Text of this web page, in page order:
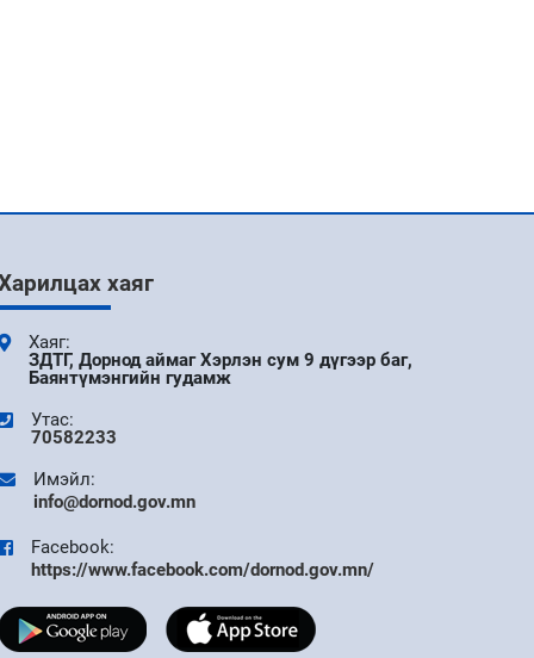
9 сар
ХУРАЛДААН БОЛЛОО
9 сар
УР ЧАДВАРЫГ ДЭЭШЛҮҮЛЭХ V ШАТНЫ
АЯНЫ НЭЭЛТ БОЛЛОО
9 сар
"DIGITAL FIRST" АЯНЫ ХҮРЭЭНД ТӨРИЙН
ЦАХИМ ҮЙЛЧИЛГЭЭГ ТӨРИЙН АНХАН
ШАТНЫ НЭГЖҮҮДЭД ХЭРЭГЖҮҮЛЭХЭД
хаяг
Хаяг:
ЗДТГ, Дорнод аймаг Хэрлэн сум 9 дүгээр баг,
Баянтүмэнгийн гудамж
Утас:
70582233
Имэйл:
info@dornod.gov.mn
Facebook:
https://www.facebook.com/dornod.gov.mn/